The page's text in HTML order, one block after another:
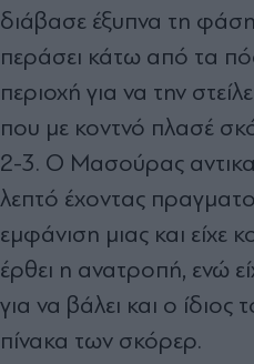
διάβασε έξυπνα τη
περάσει κάτω από τα
περιοχή για να την
που με κοντνό πλασέ
2-3. Ο Μασούρας
λεπτό έχοντας
εμφάνιση μιας και είχε
έρθει η ανατροπή, ενώ
για να βάλει και ο
πίνακα των σκόρερ.